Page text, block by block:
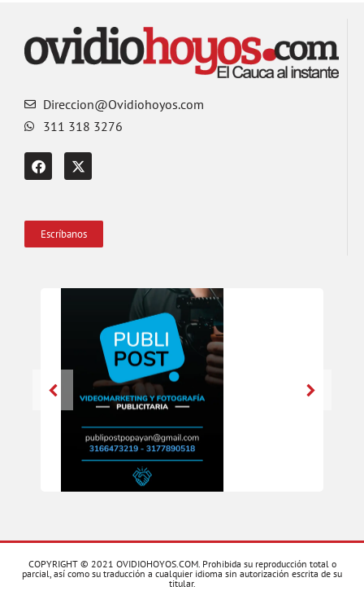
Direccion@Ovidiohoyos.com
311 318 3276
Escríbanos
COPYRIGHT © 2021 OVIDIOHOYOS.COM. Prohibida su reproducción total o
parcial, así como su traducción a cualquier idioma sin autorización escrita de su
titular.